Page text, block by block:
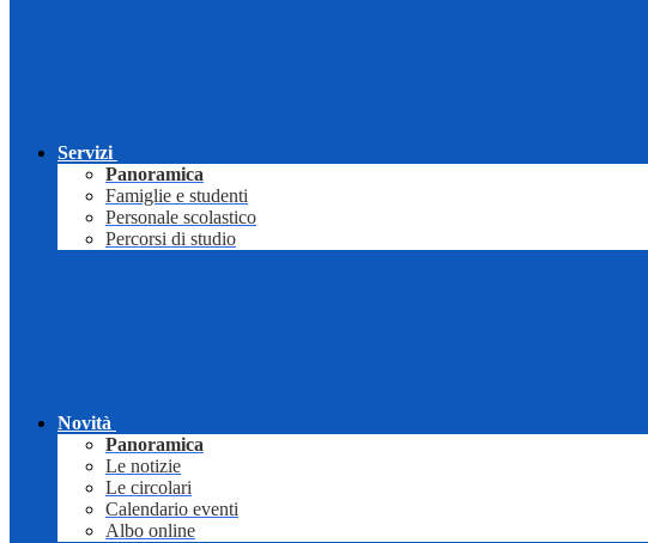
Servizi
Panoramica
Famiglie e studenti
Personale scolastico
Percorsi di studio
Novità
Panoramica
Le notizie
Le circolari
Calendario eventi
Albo online